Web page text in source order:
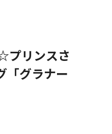
プリンスさ
「グラナー